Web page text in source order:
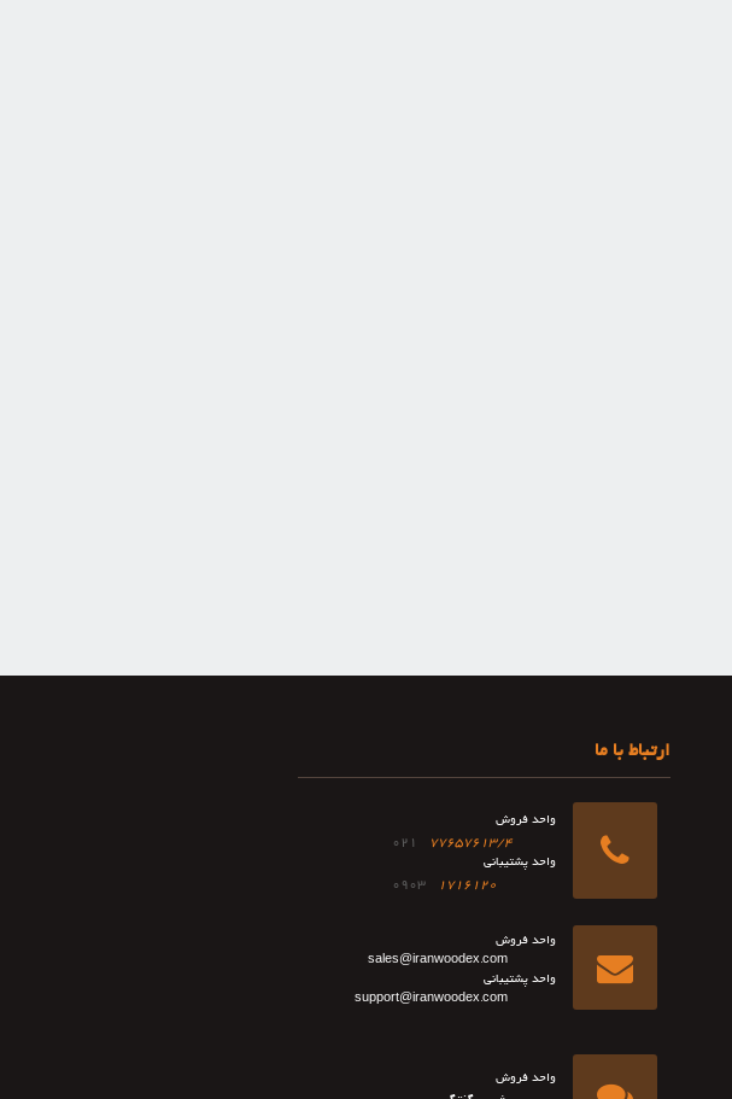
ارتباط با ما
واحد فروش
021 77657613/4
واحد پشتیبانی
1716120
0903
واحد فروش
sales@iranwoodex.com
واحد پشتیبانی
support@iranwoodex.com
واحد فروش